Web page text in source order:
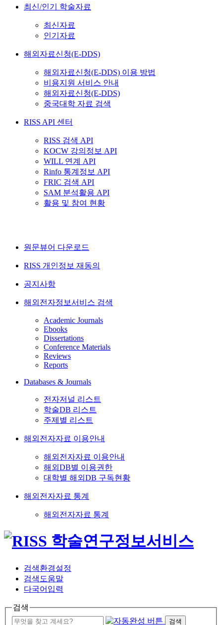
최신/인기 학술자료
최신자료
인기자료
해외자료신청(E-DDS)
해외자료신청(E-DDS) 이용 방법
비용지원 서비스 안내
해외자료신청(E-DDS)
중국대학 자료 검색
RISS API 센터
RISS 검색 API
KOCW 강의정보 API
WILL 연계 API
Rinfo 통계정보 API
FRIC 검색 API
SAM 분석활용 API
활용 및 참여 현황
원문뷰어 다운로드
RISS 개인정보 재동의
공지사항
해외전자정보서비스 검색
Academic Journals
Ebooks
Dissertations
Conference Materials
Reviews
Reports
Databases & Journals
전자저널 리스트
학술DB 리스트
주제별 리스트
해외전자자료 이용안내
해외전자자료 이용안내
해외DB별 이용권한
대학별 해외DB 구독현황
해외전자자료 통계
해외전자자료 통계
검색환경설정
검색도움말
다국어입력
검색
검색